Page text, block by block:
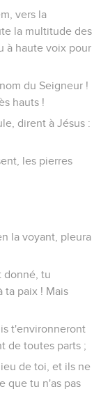
vers la
la multitude des
à haute voix pour
du Seigneur !
hauts !
dirent à Jésus :
les pierres
la voyant, pleura
donné, tu
ta paix ! Mais
t'environneront
de toutes parts ;
de toi, et ils ne
que tu n'as pas